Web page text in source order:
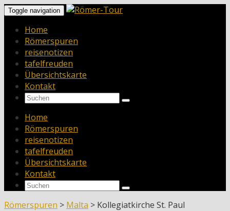
Toggle navigation
Home
Römerspuren
reisenotizen
tafelfreuden
Übersichtskarte
Kontakt
Home
Römerspuren
reisenotizen
tafelfreuden
Übersichtskarte
Kontakt
Römerspuren > Malta > Kollegiatkirche St. Paul